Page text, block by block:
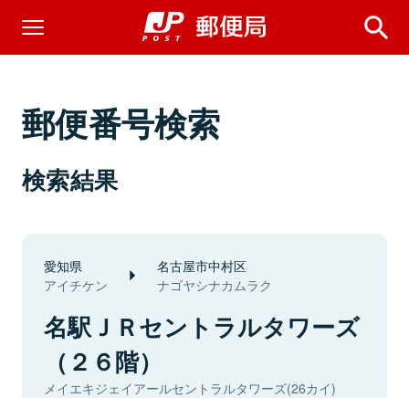
郵便番号検索
検索結果
愛知県
アイチケン
名古屋市中村区
ナゴヤシナカムラク
名駅ＪＲセントラルタワーズ
（２６階）
メイエキジェイアールセントラルタワーズ(26カイ)